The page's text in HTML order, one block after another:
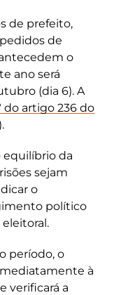
de prefeito,
de
o
ano será
(dia 6). A
do artigo 236 do
equilíbrio da
sejam
o
político
período, o
à
verificará a